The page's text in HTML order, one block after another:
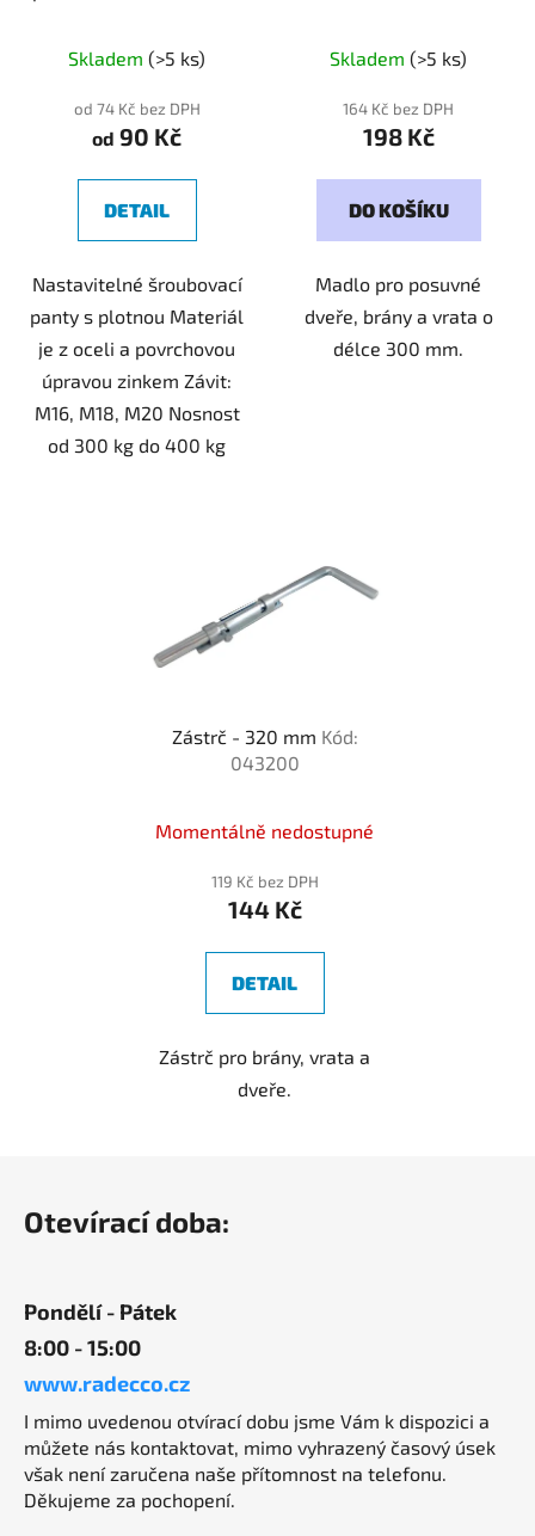
Skladem (>5 ks)
od 74 Kč bez DPH
od 90 Kč
DETAIL
Nastavitelné šroubovací
panty s plotnou Materiál
je z oceli a povrchovou
úpravou zinkem Závit:
M16, M18, M20 Nosnost
od 300 kg do 400 kg
Skladem (>5 ks)
164 Kč bez DPH
198 Kč
DO KOŠÍKU
Madlo pro posuvné
dveře, brány a vrata o
délce 300 mm.
Zástrč - 320 mm Kód:
043200
Momentálně nedostupné
119 Kč bez DPH
144 Kč
DETAIL
Zástrč pro brány, vrata a
dveře.
Otevírací doba:
Pondělí - Pátek
8:00 - 15:00
www.radecco.cz
I mimo uvedenou otvírací dobu jsme Vám k dispozici a
můžete nás kontaktovat, mimo vyhrazený časový úsek
však není zaručena naše přítomnost na telefonu.
Děkujeme za pochopení.